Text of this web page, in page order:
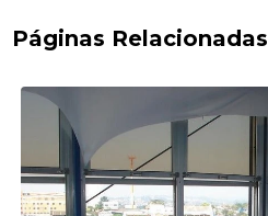
Páginas Relacionadas